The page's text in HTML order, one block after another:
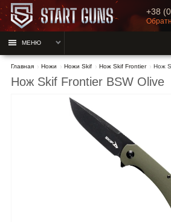
+38
МЕНЮ
Главная Ножи Ножи Skif Нож Skif Frontier Нож
Нож Skif Frontier BSW Olive